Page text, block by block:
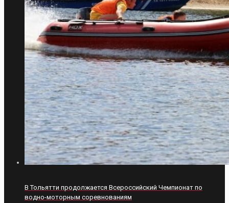
В Тольятти продолжается Всероссийский Чемпионат по
водно-моторным соревнованиям